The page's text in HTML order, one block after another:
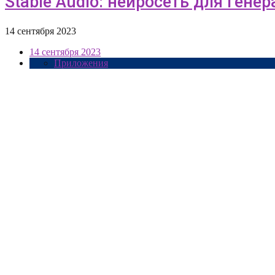
14 сентября 2023
14 сентября 2023
Приложения